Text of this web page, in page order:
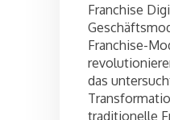
Franchise
Franchise-
das
traditionelle